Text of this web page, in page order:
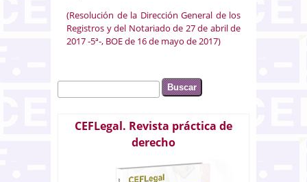
(Resolución de la Dirección General de los
Registros y del Notariado de 27 de abril de
2017 -5ª-, BOE de 16 de mayo de 2017)
Formulario de búsqueda
Buscar
CEFLegal. Revista práctica de
derecho